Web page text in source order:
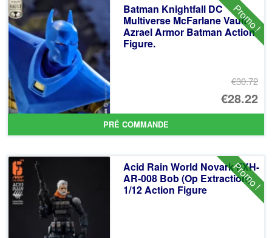
Promo !
Batman Knightfall DC
Multiverse McFarlane Vault
Azrael Armor Batman Action
Figure.
€30.72
Le
€28.22
Le
PRÉ COMMANDE
Promo !
Acid Rain World Novark FXH-
AR-008 Bob (Op Extraction)
1/12 Action Figure